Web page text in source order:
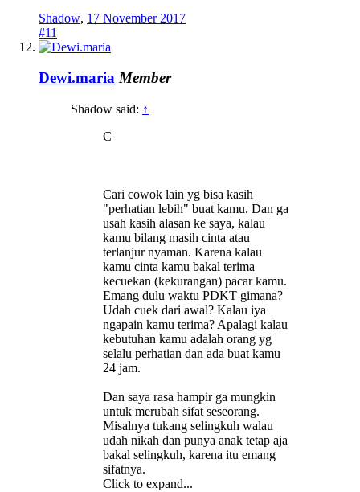
Shadow, 17 November 2017
#11
Dewi.maria Member
Shadow said: ↑
C
Cari cowok lain yg bisa kasih
"perhatian lebih" buat kamu. Dan ga
usah kasih alasan ke saya, kalau
kamu bilang masih cinta atau
terlanjur nyaman. Karena kalau
kamu cinta kamu bakal terima
kecuekan (kekurangan) pacar kamu.
Emang dulu waktu PDKT gimana?
Udah cuek dari awal? Kalau iya
ngapain kamu terima? Apalagi kalau
kebutuhan kamu adalah orang yg
selalu perhatian dan ada buat kamu
24 jam.
Dan saya rasa hampir ga mungkin
untuk merubah sifat seseorang.
Misalnya tukang selingkuh walau
udah nikah dan punya anak tetap aja
bakal selingkuh, karena itu emang
sifatnya.
Click to expand...